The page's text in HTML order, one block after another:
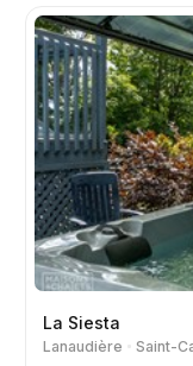
La Siesta
Lanaudière Saint-